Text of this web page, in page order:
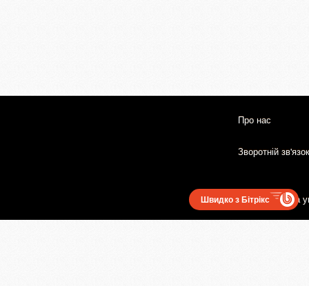
Про нас
Зворотній зв'язок
Користувацька
Швидко з Бітрікс